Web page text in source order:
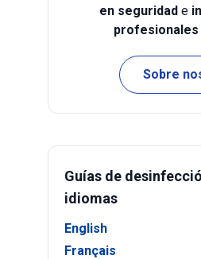
en seguridade
profesionales
Sobre
Guías de
idiomas
English
Français